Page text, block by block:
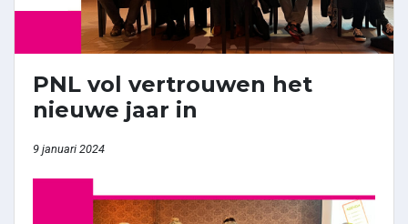
PNL vol vertrouwen het
nieuwe jaar in
9 januari 2024